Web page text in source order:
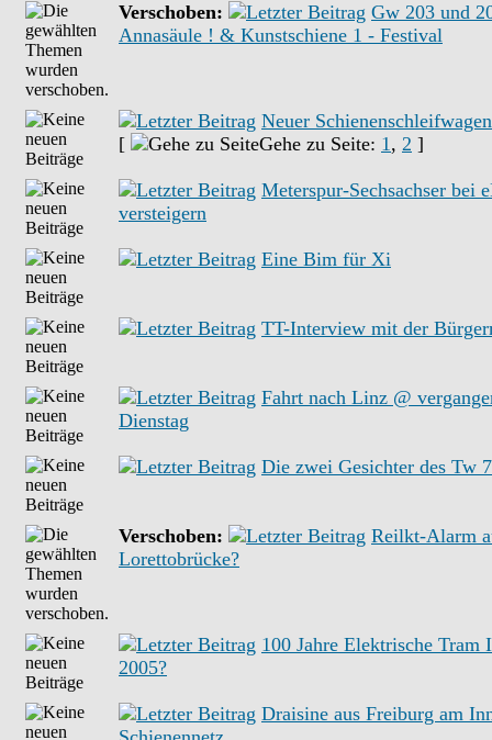
Verschoben:
Gw 203 und
Annasäule ! & Kunstschiene 1 - Festival
Neuer
[
Gehe zu Seite: 1, 2 ]
Meterspur-Sechsachser bei
versteigern
Eine Bim für Xi
TT-Interview mit der
Fahrt nach Linz @
Dienstag
Die zwei Gesichter des Tw
Verschoben:
Reilkt-Alarm
Lorettobrücke?
100 Jahre Elektrische Tram
2005?
Draisine aus Freiburg am